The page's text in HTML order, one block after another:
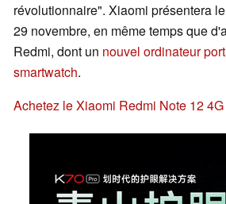
révolutionnaire". Xiaomi présentera
29 novembre, en même temps que
Redmi, dont un nouvel ordinateur
smartwatch.
Achetez le Xiaomi Redmi Note 12